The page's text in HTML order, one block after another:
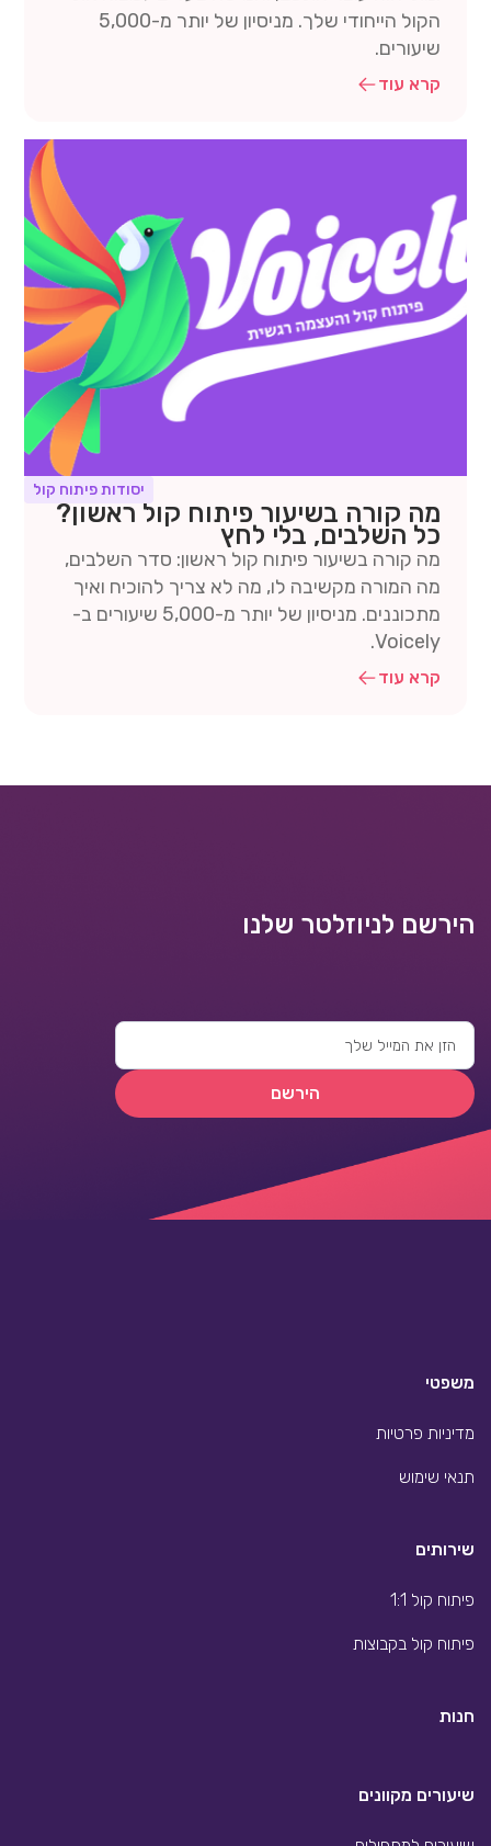
הקול הייחודי שלך. מניסיון של יותר מ-5,000
שיעורים.
קרא עוד
יסודות פיתוח קול
מה קורה בשיעור פיתוח קול ראשון?
כל השלבים, בלי לחץ
מה קורה בשיעור פיתוח קול ראשון: סדר השלבים,
מה המורה מקשיבה לו, מה לא צריך להוכיח ואיך
מתכוננים. מניסיון של יותר מ-5,000 שיעורים ב-
Voicely.
קרא עוד
הירשם לניוזלטר שלנו
משפטי
מדיניות פרטיות
תנאי שימוש
שירותים
פיתוח קול 1:1
פיתוח קול בקבוצות
חנות
שיעורים מקוונים